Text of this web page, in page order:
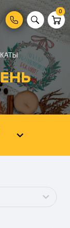
0